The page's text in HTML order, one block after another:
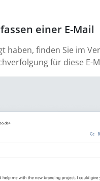
einer E-Mail
finden Sie im
für diese E-